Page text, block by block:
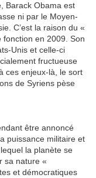
Barack Obama est
ni par le Moyen-
C’est la raison du «
fonction en 2009. Son
Unis et celle-ci
fructueuse
ces enjeux-là, le sort
de Syriens pèse
être annoncé
puissance militaire et
la planète se
sa nature «
et démocratiques